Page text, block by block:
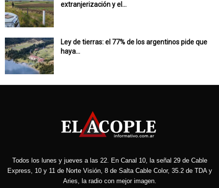
extranjerización y el...
Ley de tierras: el 77% de los argentinos pide que
haya...
Todos los lunes y jueves a las 22. En Canal 10, la señal 29 de Cable
Express, 10 y 11 de Norte Visión, 8 de Salta Cable Color, 35.2 de TDA y
Aries, la radio con mejor imagen.